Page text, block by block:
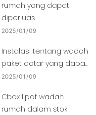
rumah yang dapat
diperluas
2025 01 09
Instalasi tentang wadah
paket datar yang dapat
dilipat
2025 01 09
Cbox lipat wadah
rumah dalam stok